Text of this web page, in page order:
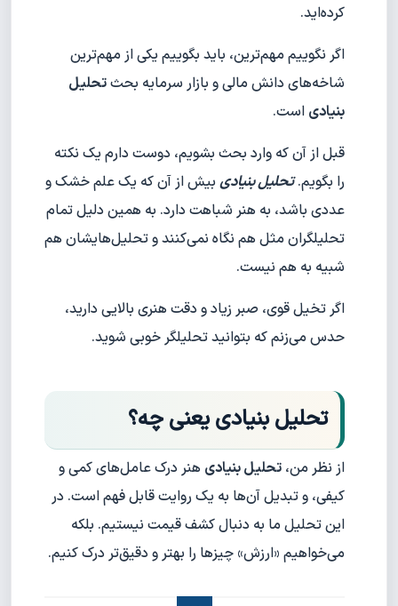
کرده‌اید.
اگر نگوییم مهم‌ترین، باید بگوییم یکی از مهم‌ترین
شاخه‌های دانش مالی و بازار سرمایه بحثتحلیل
بنیادی است.
قبل از آن که وارد بحث بشویم، دوست دارم یک نکته
را بگویم.تحلیل بنیادی بیش از آن که یک علم خشک و
عددی باشد، به هنر شباهت دارد. به همین دلیل تمام
تحلیلگران مثل هم نگاه نمی‌کنند و تحلیل‌هایشان هم
شبیه به هم نیست.
اگر تخیل قوی‌، صبر زیاد و دقت هنری بالایی دارید،
حدس می‌زنم که بتوانید تحلیلگر خوبی شوید.
تحلیل بنیادی یعنی چه؟
از نظر من، تحلیل بنیادی هنر درک عامل‌های کمی و
کیفی، و تبدیل آن‌ها به یک روایت قابل فهم است. در
این تحلیل ما به دنبال کشف قیمت نیستیم. بلکه
می‌خواهیم «ارزش» چیزها را بهتر و دقیق‌تر درک کنیم.